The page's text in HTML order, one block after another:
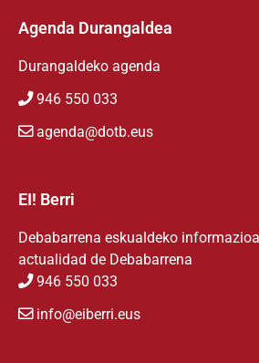
Agenda Durangaldea
Durangaldeko agenda
946 550 033
agenda@dotb.eus
EI! Berri
Debabarrena eskualdeko
actualidad de Debabarrena
946 550 033
info@eiberri.eus